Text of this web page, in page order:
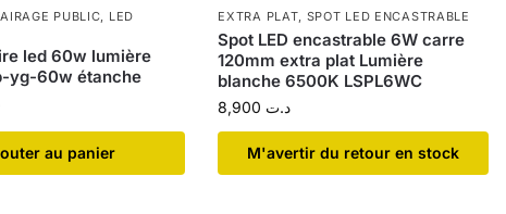
PUBLIC, LED
led 60w lumière
yg-60w étanche
au panier
EXTRA PLAT, SPOT LED ENCASTRABLE
Spot LED encastrable 6W carre
120mm extra plat Lumière
blanche 6500K LSPL6WC
د.ت
​M'avertir du retour en stock